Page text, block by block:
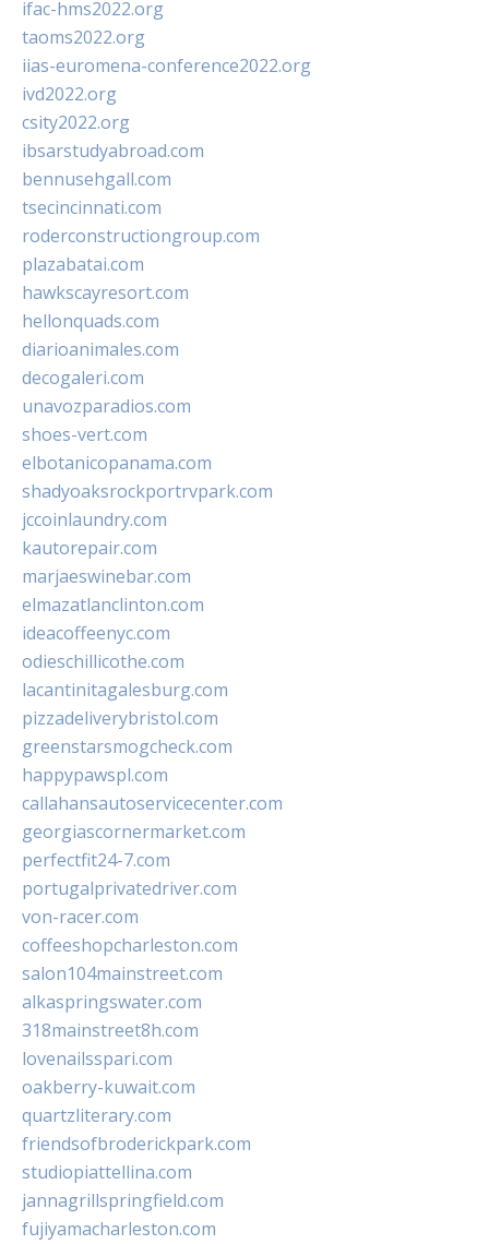
ifac-hms2022.org
taoms2022.org
iias-euromena-conference2022.org
ivd2022.org
csity2022.org
ibsarstudyabroad.com
bennusehgall.com
tsecincinnati.com
roderconstructiongroup.com
plazabatai.com
hawkscayresort.com
hellonquads.com
diarioanimales.com
decogaleri.com
unavozparadios.com
shoes-vert.com
elbotanicopanama.com
shadyoaksrockportrvpark.com
jccoinlaundry.com
kautorepair.com
marjaeswinebar.com
elmazatlanclinton.com
ideacoffeenyc.com
odieschillicothe.com
lacantinitagalesburg.com
pizzadeliverybristol.com
greenstarsmogcheck.com
happypawspl.com
callahansautoservicecenter.com
georgiascornermarket.com
perfectfit24-7.com
portugalprivatedriver.com
von-racer.com
coffeeshopcharleston.com
salon104mainstreet.com
alkaspringswater.com
318mainstreet8h.com
lovenailsspari.com
oakberry-kuwait.com
quartzliterary.com
friendsofbroderickpark.com
studiopiattellina.com
jannagrillspringfield.com
fujiyamacharleston.com